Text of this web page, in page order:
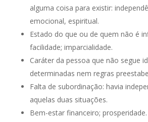
alguma coisa para existir:
emocional, espiritual.
Estado do que ou de quem não é
facilidade; imparcialidade.
Caráter da pessoa que não segue
determinadas nem regras
Falta de subordinação: havia
aquelas duas situações.
Bem-estar financeiro; prosperidade.